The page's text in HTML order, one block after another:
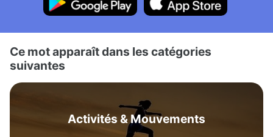
Ce mot apparaît dans les catégories
suivantes
Activités & Mouvements